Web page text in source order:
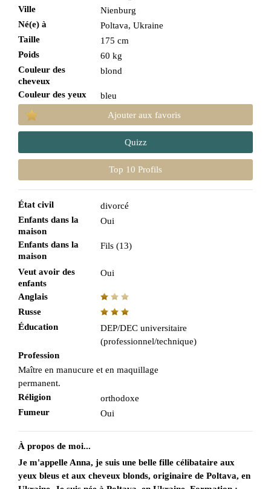
Ville
Nienburg
Né(e) à
Poltava, Ukraine
Taille
175 cm
Poids
60 kg
Couleur des
cheveux
blond
Couleur des yeux
bleu
Ajouter aux favoris
Quizz
Top 10 Profils
État civil
divorcé
Enfants dans la
maison
Oui
Enfants dans la
maison
Fils (13)
Veut avoir des
enfants
Oui
Anglais
Russe
Éducation
DEP/DEC universitaire
(professionnel/technique)
Profession
Maître en manucure et en maquillage
permanent.
Réligion
orthodoxe
Fumeur
Oui
À propos de moi...
Je m'appelle Anna, je suis une belle fille célibataire aux
yeux bleus et aux cheveux blonds, originaire de Poltava, en